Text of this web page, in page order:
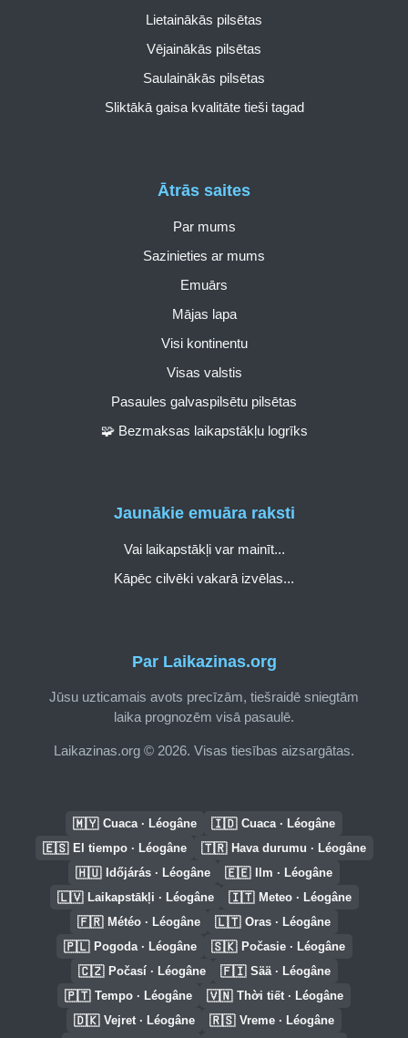
Par Laikazinas.org
Jūsu uzticamais avots precīzām, tiešraidē sniegtām
laika prognozēm visā pasaulē.
Laikazinas.org © 2026. Visas tiesības aizsargātas.
Ātrās saites
Par mums
Sazinieties ar mums
Emuārs
Mājas lapa
Visi kontinentu
Visas valstis
Pasaules galvaspilsētu pilsētas
🧩 Bezmaksas laikapstākļu logrīks
Lietainākās pilsētas
Vējainākās pilsētas
Saulainākās pilsētas
Sliktākā gaisa kvalitāte tieši tagad
Jaunākie emuāra raksti
Vai laikapstākļi var mainīt...
Kāpēc cilvēki vakarā izvēlas...
🇲🇾 Cuaca · Léogâne 🇮🇩 Cuaca · Léogâne
🇪🇸 El tiempo · Léogâne 🇹🇷 Hava durumu · Léogâne
🇭🇺 Időjárás · Léogâne 🇪🇪 Ilm · Léogâne
🇱🇻 Laikapstākļi · Léogâne 🇮🇹 Meteo · Léogâne
🇫🇷 Météo · Léogâne 🇱🇹 Oras · Léogâne
🇵🇱 Pogoda · Léogâne 🇸🇰 Počasie · Léogâne
🇨🇿 Počasí · Léogâne 🇫🇮 Sää · Léogâne
🇵🇹 Tempo · Léogâne 🇻🇳 Thời tiết · Léogâne
🇩🇰 Vejret · Léogâne 🇷🇸 Vreme · Léogâne